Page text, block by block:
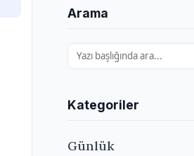
Arama
Kategoriler
Günlük